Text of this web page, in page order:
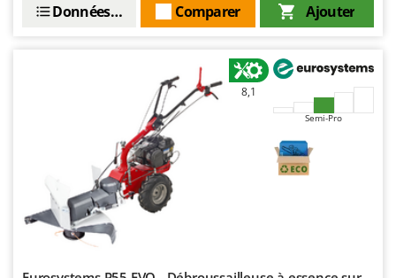
Ajouter
Comparer
Données techniques
8,1
Semi-Pro